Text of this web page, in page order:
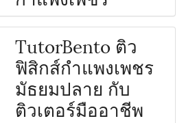
TutorBento ติว
ฟิสิกส์กำแพงเพชร
มัธยมปลาย กับ
ติวเตอร์มืออาชีพ